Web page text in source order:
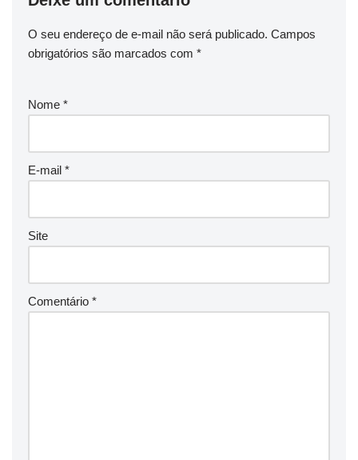
O seu endereço de e-mail não será publicado. Campos
obrigatórios são marcados com *
Nome *
E-mail *
Site
Comentário *